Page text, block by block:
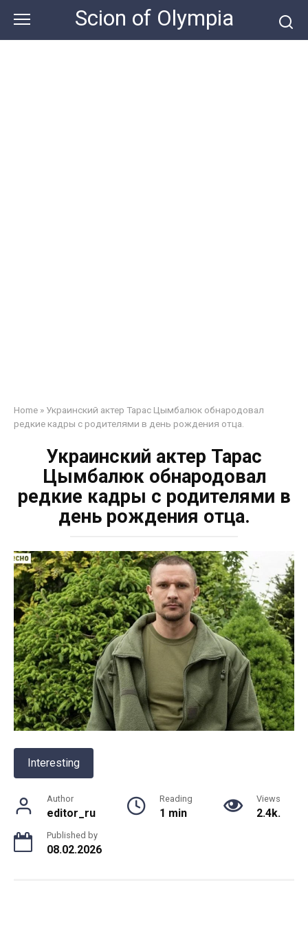
content
Scion of Olympia
Home » Украинский актер Тарас Цымбалюк обнародовал
редкие кадры с родителями в день рождения отца.
Украинский актер Тарас
Цымбалюк обнародовал
редкие кадры с родителями в
день рождения отца.
Interesting
Author
editor_ru
Reading
1 min
Views
2.4k.
Published by
08.02.2026